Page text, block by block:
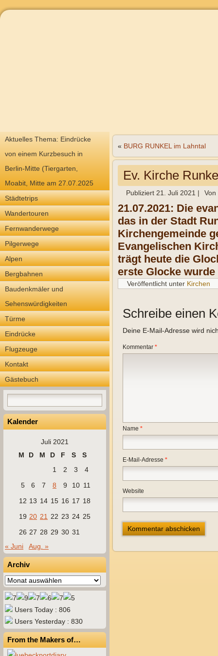
Aktuelles Thema: Eindrücke
von einem Kurzbesuch in
Berlin-Mitte (Tiergarten,
Moabit, Mitte am 27.07.2025
Städtetrips
Wandertouren
Fernwanderwege
Pilgerwege
Alpen
Bergbahnen
Baudenkmäler und
Sehenswürdigkeiten
Türme
Eindrücke
Flugzeuge
Kontakt
Gästebuch
Kalender
Juli 2021
M
D M D F S
S
1
2 3
4
5
6 7 8 9 10 11
12 13 14 15 16 17 18
19 20 21 22 23 24 25
26 27 28 29 30 31
« Juni
Aug. »
Archiv
Archiv
Users Today : 806
Users Yesterday : 830
From the Makers of…
« BURG RUNKEL im Lahntal
Ev. Kirche
Publiziert 21. Juli 2021 | Von
21.07.2021: Die
das in der Stadt
Kirchengemeinde
Evangelischen
trägt heute die
erste Glocke wurde
Veröffentlicht unter Kirchen
Schreibe einen
Deine E-Mail-Adresse wird
Kommentar *
Name *
E-Mail-Adresse *
Website